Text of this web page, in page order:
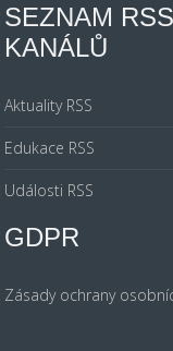
SEZNAM RSS
KANÁLŮ
Aktuality RSS
Edukace RSS
Události RSS
GDPR
Zásady ochrany